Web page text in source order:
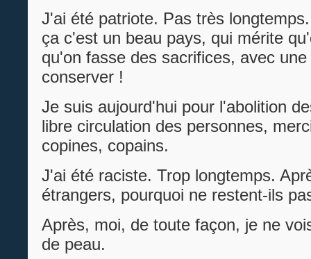
J'ai été patriote. Pas très
ça c'est un beau pays, qui mérite
qu'on fasse des sacrifices, avec
conserver !
Je suis aujourd'hui pour l'abolition
libre circulation des personnes,
copines, copains.
J'ai été raciste. Trop longtemps.
étrangers, pourquoi ne restent-ils
Après, moi, de toute façon, je ne
de peau.